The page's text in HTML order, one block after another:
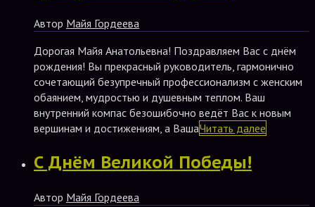
Автор Майя Гордеева
Дорогая Майя Анатольевна! Поздравляем Вас с днём
рождения! Вы прекрасный руководитель, гармонично
сочетающий безупречный профессионализм с женским
обаянием, мудростью и душевным теплом. Ваш
внутренний компас безошибочно ведёт Вас к новым
вершинам и достижениям, а ВашаЧитать далее
С Днём Великой Победы!
Автор Майя Гордеева